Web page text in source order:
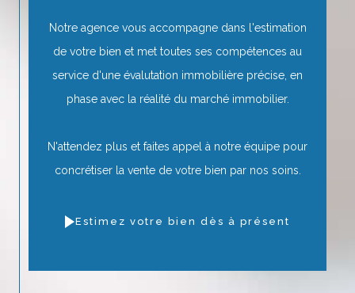
Notre agence vous accompagne dans l'estimation
de votre bien et met toutes ses compétences au
service d'une évalutation immobilière précise, en
phase avec la réalité du marché immobilier.
N'attendez plus et faites appel à notre équipe pour
concrétiser la vente de votre bien par nos soins.
Estimez votre bien dès à présent